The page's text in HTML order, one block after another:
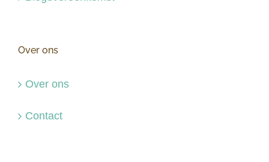
Over ons
Over ons
Contact